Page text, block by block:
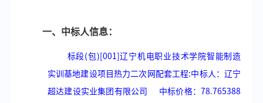
一、中标人信息：
标段(包)[001]辽宁机电职业技术学院智能制造
实训基地建设项目热力二次网配套工程:中标人：辽宁
超达建设实业集团有限公司 中标价格：78.765388